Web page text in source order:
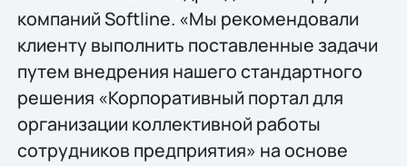
компаний Softline. «Мы рекомендовали
клиенту выполнить поставленные задачи
путем внедрения нашего стандартного
решения «Корпоративный портал для
организации коллективной работы
сотрудников предприятия» на основе